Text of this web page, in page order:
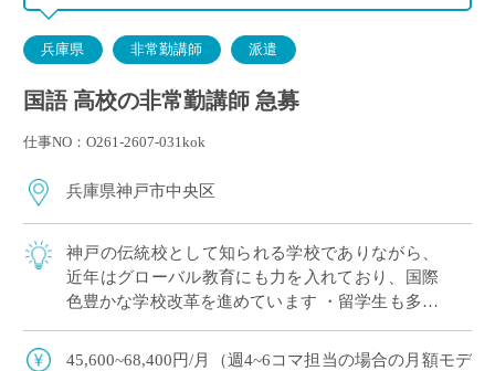
兵庫県 非常勤講師 派遣
国語 高校の非常勤講師 急募
仕事NO：O261-2607-031kok
兵庫県神戸市中央区
神戸の伝統校として知られる学校でありながら、
近年はグローバル教育にも力を入れており、国際
色豊かな学校改革を進めています ・留学生も多数
在籍しており、多様な文化や価値観に触れながら
ご勤務いただける環境です ・6月にもE-S […]
45,600~68,400円/月（週4~6コマ担当の場合の月額モデ